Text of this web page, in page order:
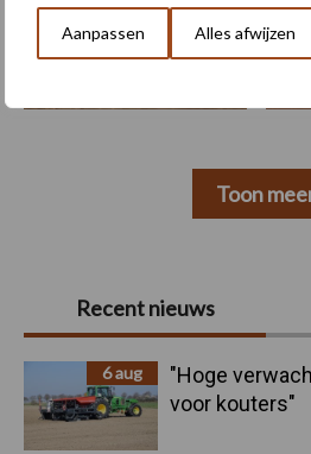
Aanpassen Alles afwijzen
Primaire
Sidebar
Recent nieuws
6 aug
"Hoge
voor kouters"
Kunstmeststrooier
Toon